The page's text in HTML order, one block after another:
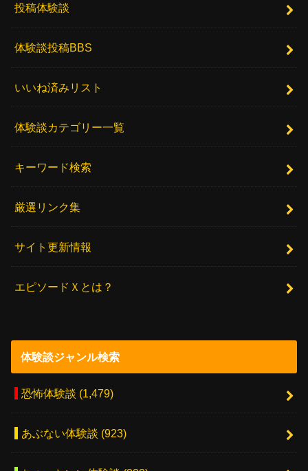
投稿体験談
体験談投稿BBS
いいね済みリスト
体験談カテゴリー一覧
キーワード検索
厳選リンク集
サイト更新情報
エピソードＸとは？
体験談ジャンル検索
恐怖体験談 (1,479)
あぶない体験談 (923)